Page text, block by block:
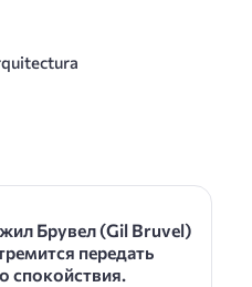
Брувел (Gil Bruvel)
передать
спокойствия.